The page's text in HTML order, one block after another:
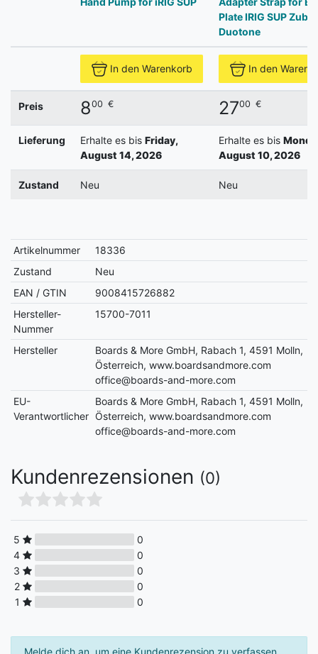
Plate IRIG SUP
Duotone
In den Warenkorb In den
Preis 800 € 2700 €
Lieferung Erhalte es bis Friday,
August 14, 2026
Erhalte es bis
August 10, 2026
Zustand Neu Neu
Artikelnummer
18336
Zustand
Neu
EAN / GTIN
9008415726882
Hersteller-
Nummer
15700-7011
Hersteller
Boards & More GmbH, Rabach 1, 4591 Molln,
Österreich, www.boardsandmore.com
office@boards-and-more.com
EU-
Verantwortlicher
Boards & More GmbH, Rabach 1, 4591 Molln,
Österreich, www.boardsandmore.com
office@boards-and-more.com
Kundenrezensionen (0)
5
0
4
0
3
0
2
0
1
0